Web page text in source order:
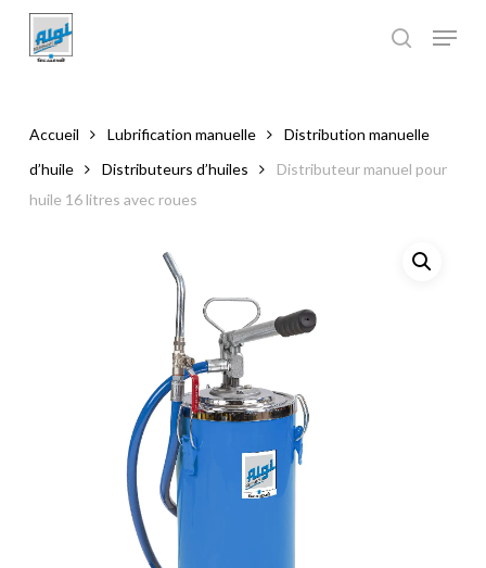
main
Accueil Lubrification manuelle
Distribution manuelle
d’huile
Distributeurs d’huiles
Distributeur manuel pour
huile 16 litres avec roues